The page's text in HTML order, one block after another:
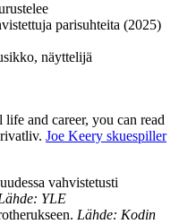
parisuhteita (2025)
näyttelijä
and career, you can read
Joe Keery skuespiller
vahvistetusti
YLE
Lähde: Kodin